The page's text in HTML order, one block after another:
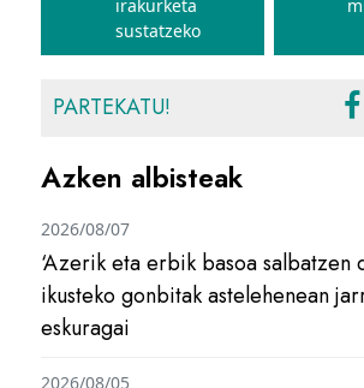
irakurketa
sustatzeko
PARTEKATU!
Azken albisteak
‘Azerik eta erbik basoa salbatzen
ikusteko gonbitak astelehenean
eskuragai
2026/08/07
2026/08/05